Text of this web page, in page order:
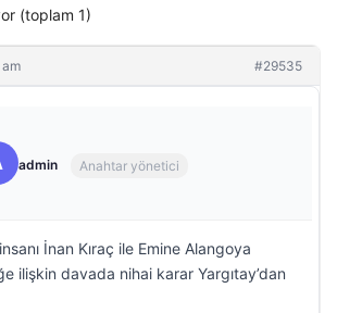
(toplam 1)
#29535
admin Anahtar yönetici
İnan Kıraç ile Emine Alangoya
ilişkin davada nihai karar Yargıtay’dan